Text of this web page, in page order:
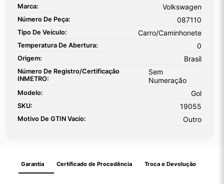
Marca: Volkswagen
Número De Peça: 087110
Tipo De Veículo: Carro/Caminhonete
Temperatura De Abertura: 0
Origem: Brasil
Número De Registro/certificação
INMETRO:
Sem
Numeração
Modelo: Gol
SKU: 19055
Motivo De GTIN Vacío: Outro
Garantia Certificado de Procedência Troca e Devolução